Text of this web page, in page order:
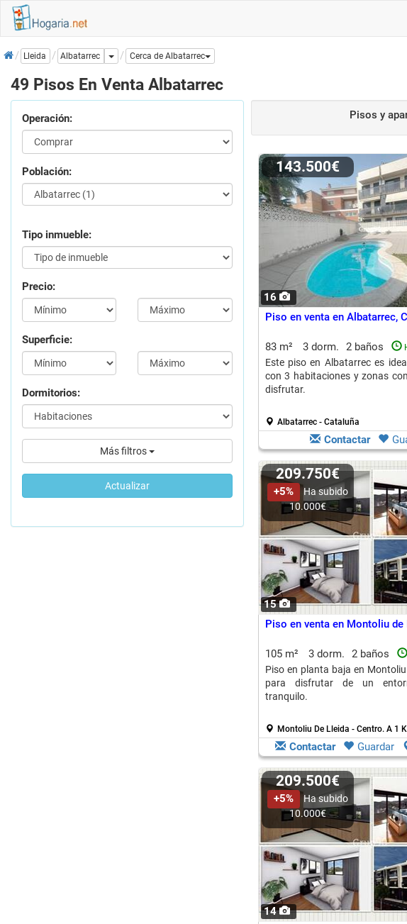
InicioLleida Albatarrec Dropdown
Cerca de Albatarrec
49 Pisos En Venta Albatarrec
Operación:
Población:
Tipo inmueble:
Precio:
Superficie:
Dormitorios:
Más filtros
Actualizar
Pisos y
16
143.500€
Piso en venta en Albatarrec,
83 m² 3 dorm. 2 baños
Este piso en Albatarrec es
con 3 habitaciones y zonas
disfrutar.
Albatarrec - Cataluña
Contactar
15
209.750€
+5%
Ha subido
10.000€
Piso en venta en Montoliu de
105 m² 3 dorm. 2 baños
Piso en planta baja en Montoliu
para disfrutar de un
tranquilo.
Montoliu De Lleida - Centro. A 1
Contactar Guardar
14
209.500€
+5%
Ha subido
10.000€